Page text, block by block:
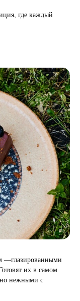
где каждый
—глазированными
их в самом
нежными с